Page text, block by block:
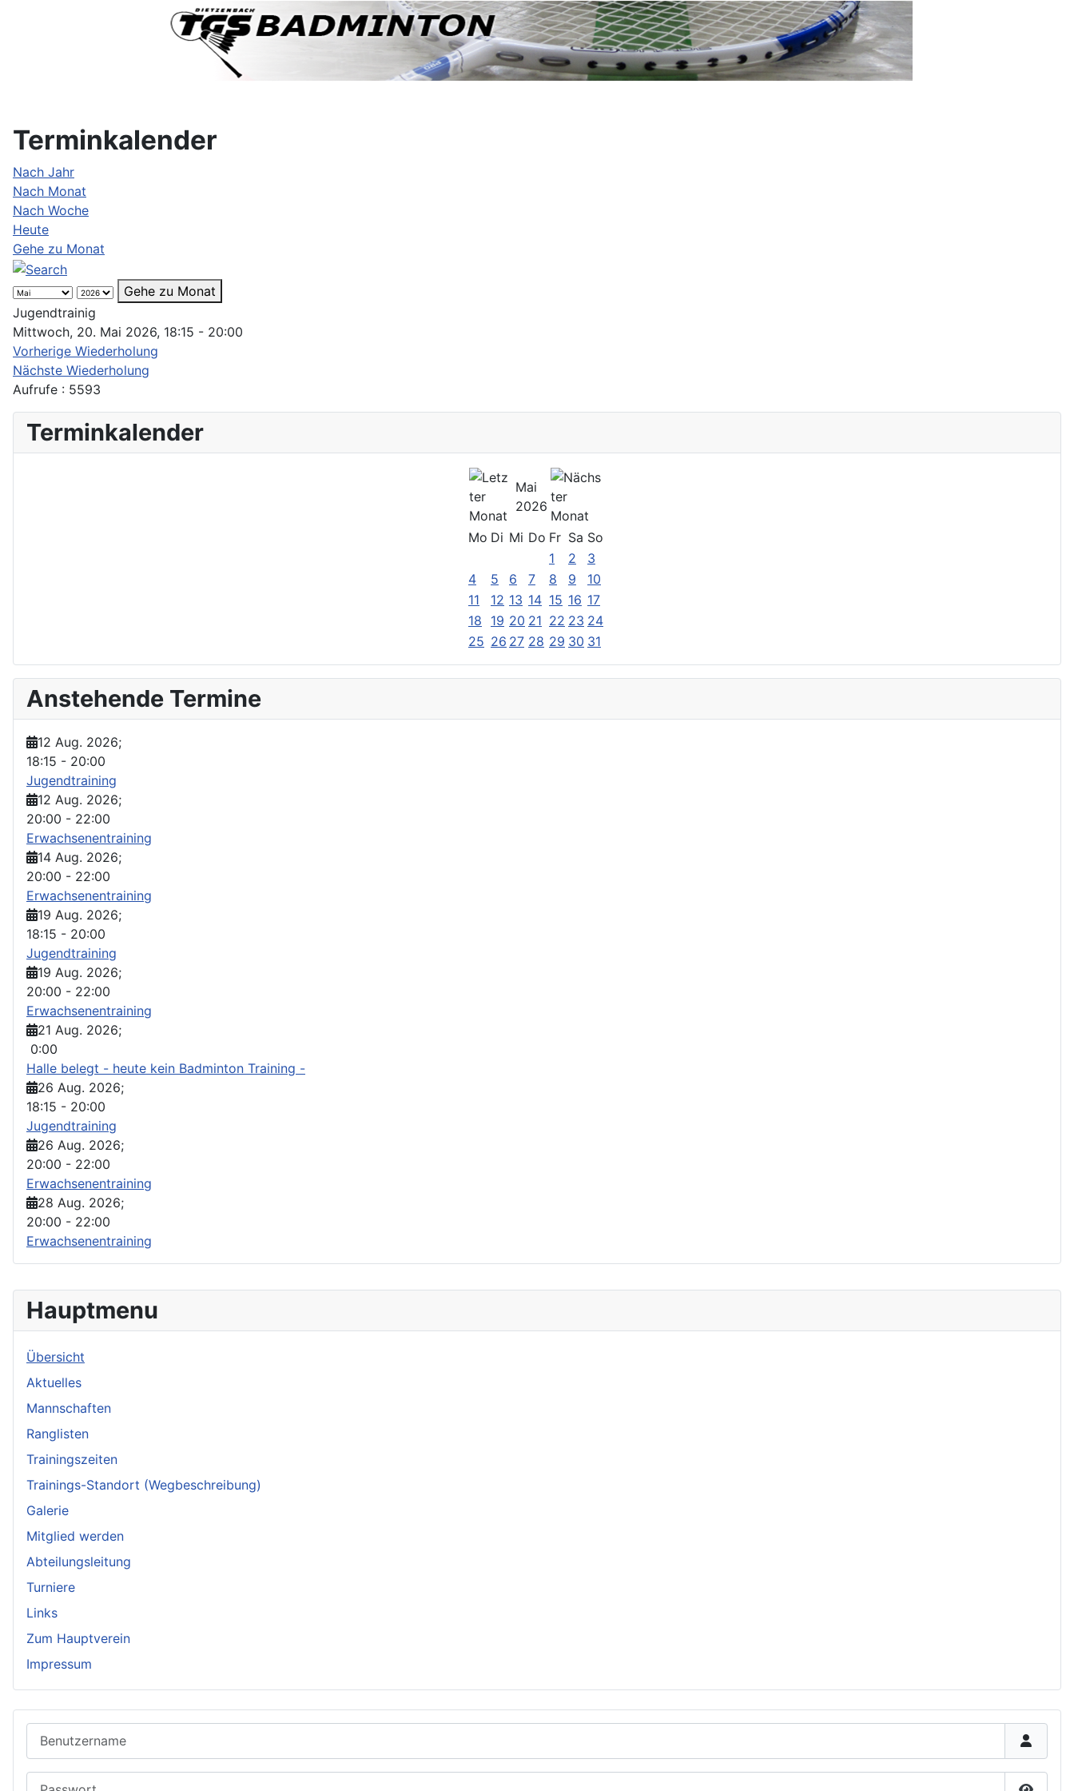
Hauptmenu
Übersicht
Aktuelles
Mannschaften
Ranglisten
Trainingszeiten
Trainings-Standort (Wegbeschreibung)
Galerie
Mitglied werden
Abteilungsleitung
Turniere
Links
Zum Hauptverein
Impressum
Terminkalender
Nach Jahr
Nach Monat
Nach Woche
Heute
Gehe zu Monat
Gehe zu Monat
Jugendtrainig
Mittwoch, 20. Mai 2026, 18:15 - 20:00
Vorherige Wiederholung
Nächste Wiederholung
Aufrufe : 5593
Terminkalender
Mai
2026
Mo Di Mi Do Fr Sa So
1
2
3
4
5 6 7 8 9
10
11
12 13 14 15 16 17
18
19 20 21 22 23 24
25 26 27 28 29 30 31
Anstehende Termine
12 Aug. 2026;
18:15 - 20:00
Jugendtraining
12 Aug. 2026;
20:00 - 22:00
Erwachsenentraining
14 Aug. 2026;
20:00 - 22:00
Erwachsenentraining
19 Aug. 2026;
18:15 - 20:00
Jugendtraining
19 Aug. 2026;
20:00 - 22:00
Erwachsenentraining
21 Aug. 2026;
0:00
Halle belegt - heute kein Badminton Training -
26 Aug. 2026;
18:15 - 20:00
Jugendtraining
26 Aug. 2026;
20:00 - 22:00
Erwachsenentraining
28 Aug. 2026;
20:00 - 22:00
Erwachsenentraining